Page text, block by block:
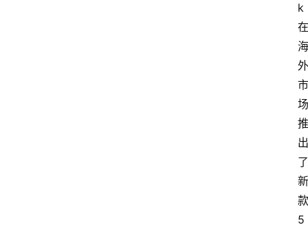
k
在
海
外
市
场
推
出
了
新
款
5